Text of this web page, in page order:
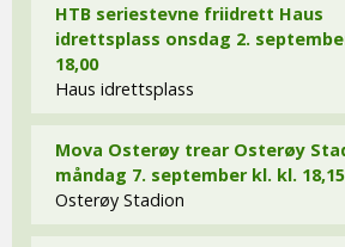
HTB seriestevne friidrett Haus
idrettsplass onsdag 2.
18,00
Haus idrettsplass
Mova Osterøy trear Osterøy
måndag 7. september kl. kl. 18,15
Osterøy Stadion